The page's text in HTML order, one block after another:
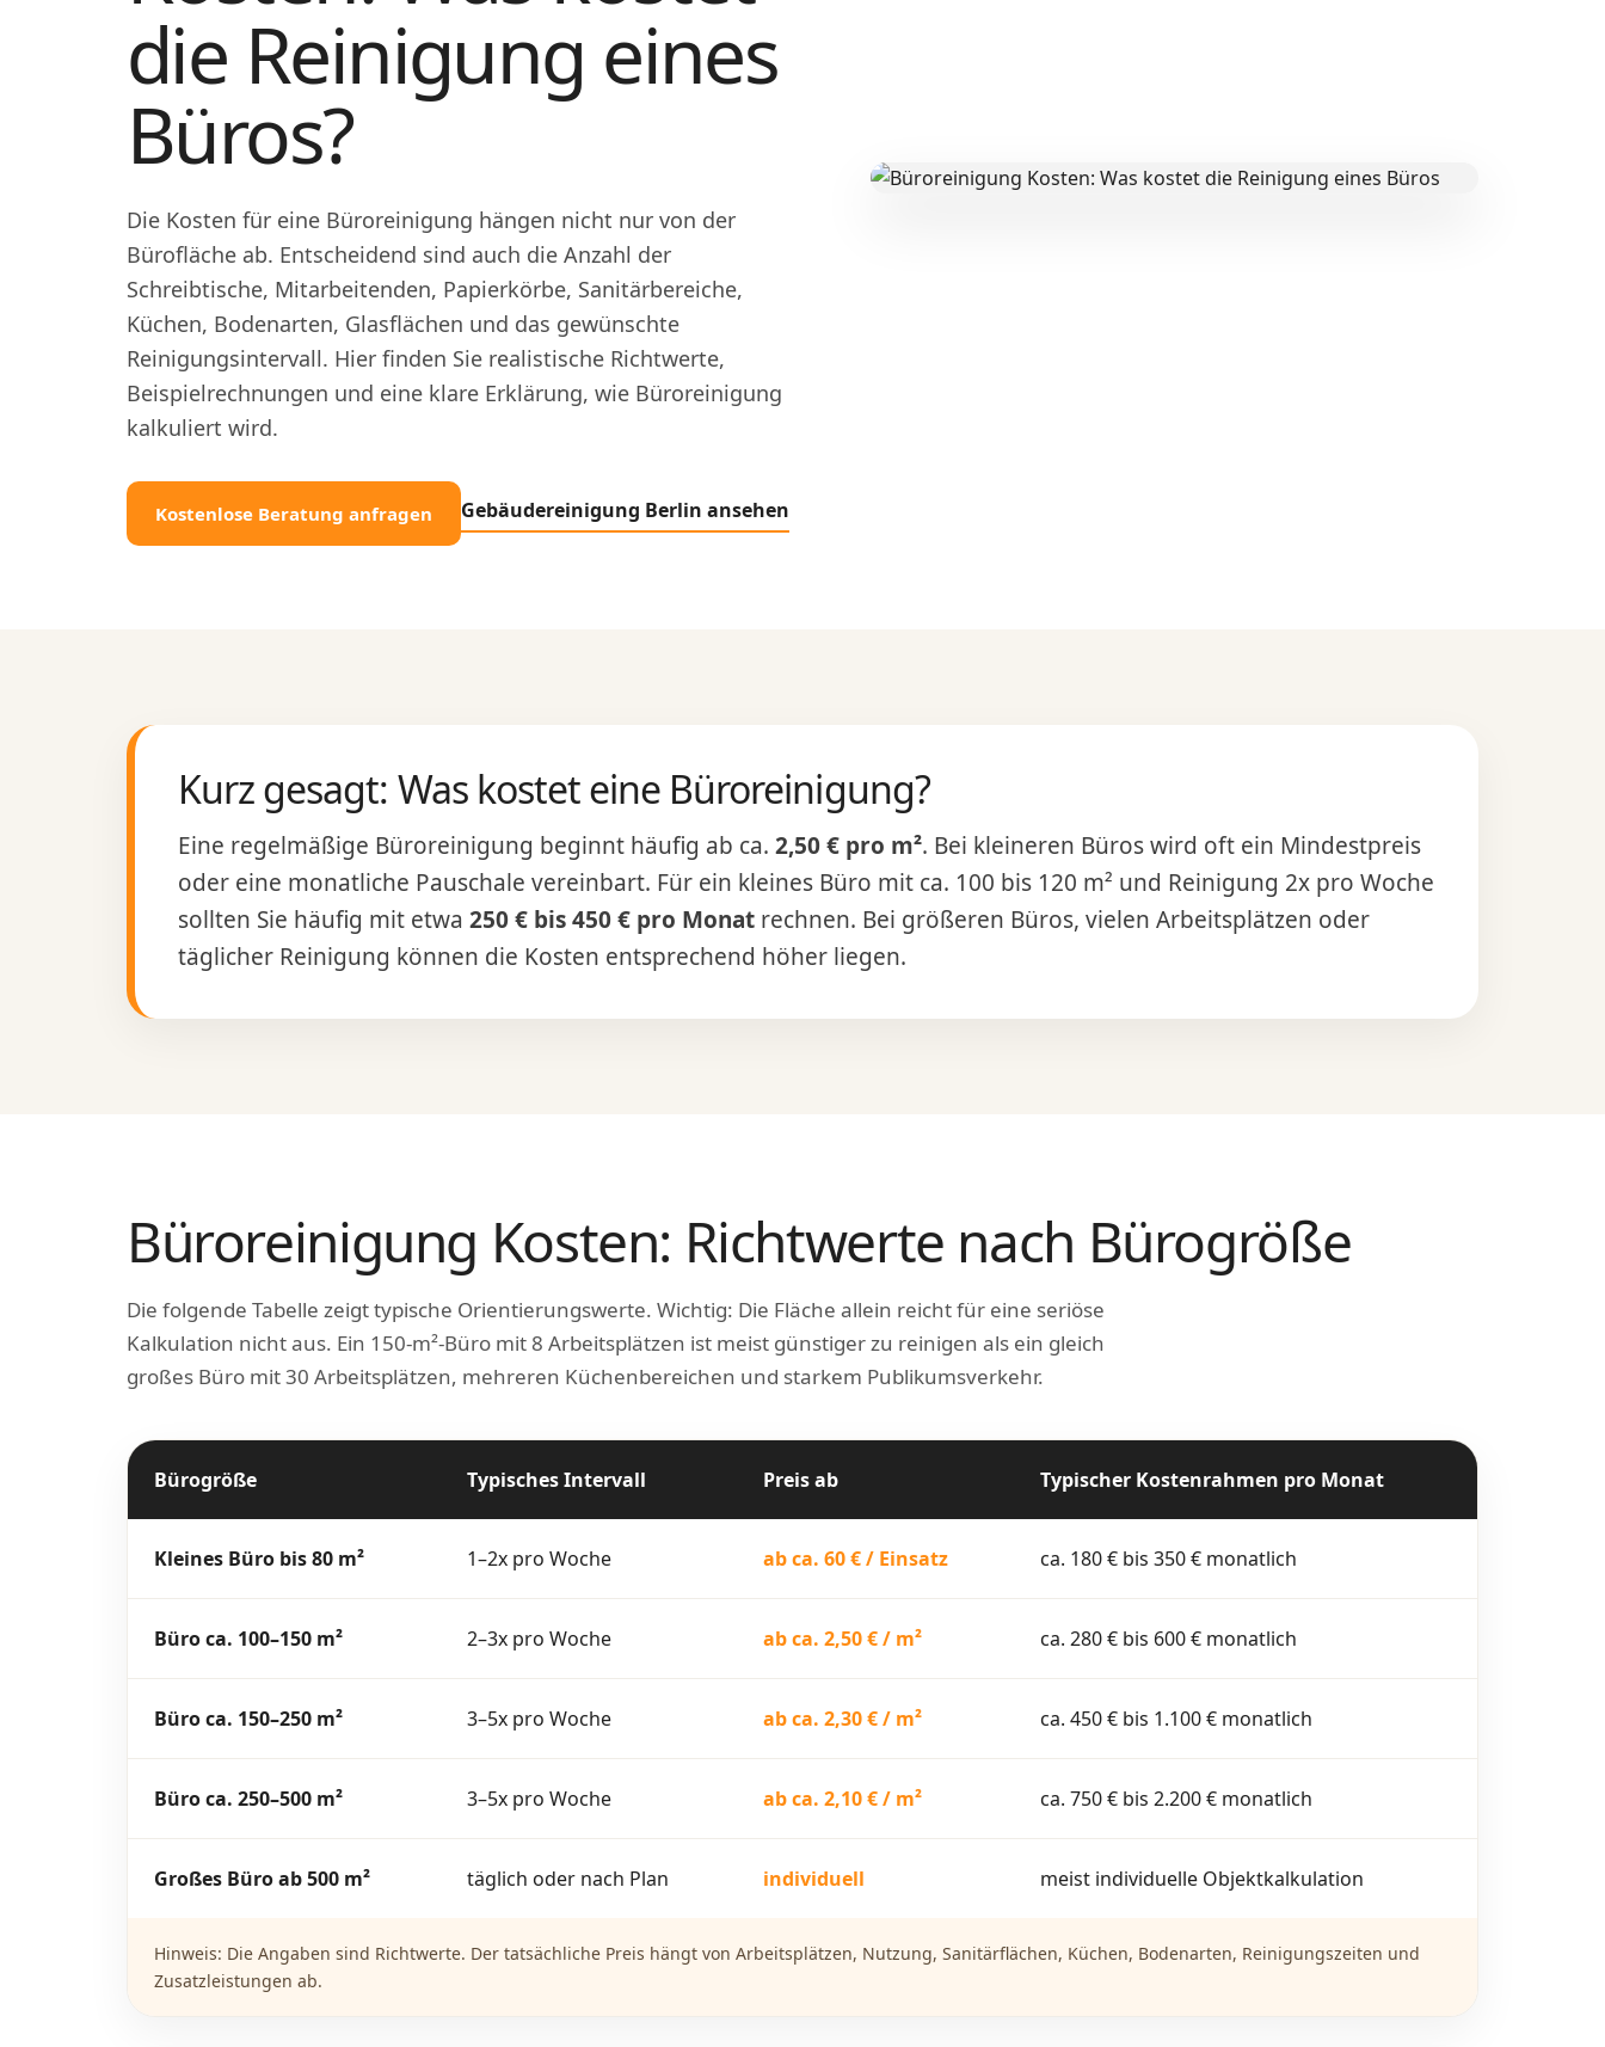
die Reinigung eines
Büros?
Die Kosten für eine Büroreinigung hängen nicht nur von der
Bürofläche ab. Entscheidend sind auch die Anzahl der
Schreibtische, Mitarbeitenden, Papierkörbe, Sanitärbereiche,
Küchen, Bodenarten, Glasflächen und das gewünschte
Reinigungsintervall. Hier finden Sie realistische Richtwerte,
Beispielrechnungen und eine klare Erklärung, wie Büroreinigung
kalkuliert wird.
Kostenlose Beratung anfragen Gebäudereinigung Berlin ansehen
Kurz gesagt: Was kostet eine Büroreinigung?
Eine regelmäßige Büroreinigung beginnt häufig ab ca. 2,50 € pro m². Bei kleineren Büros wird oft ein Mindestpreis
oder eine monatliche Pauschale vereinbart. Für ein kleines Büro mit ca. 100 bis 120 m² und Reinigung 2x pro Woche
sollten Sie häufig mit etwa 250 € bis 450 € pro Monat rechnen. Bei größeren Büros, vielen Arbeitsplätzen oder
täglicher Reinigung können die Kosten entsprechend höher liegen.
Büroreinigung Kosten: Richtwerte nach Bürogröße
Die folgende Tabelle zeigt typische Orientierungswerte. Wichtig: Die Fläche allein reicht für eine seriöse
Kalkulation nicht aus. Ein 150-m²-Büro mit 8 Arbeitsplätzen ist meist günstiger zu reinigen als ein gleich
großes Büro mit 30 Arbeitsplätzen, mehreren Küchenbereichen und starkem Publikumsverkehr.
Bürogröße Typisches Intervall Preis ab Typischer Kostenrahmen pro Monat
Kleines Büro bis 80 m² 1–2x pro Woche ab ca. 60 € / Einsatz ca. 180 € bis 350 € monatlich
Büro ca. 100–150 m² 2–3x pro Woche ab ca. 2,50 € / m² ca. 280 € bis 600 € monatlich
Büro ca. 150–250 m² 3–5x pro Woche ab ca. 2,30 € / m² ca. 450 € bis 1.100 € monatlich
Büro ca. 250–500 m² 3–5x pro Woche ab ca. 2,10 € / m² ca. 750 € bis 2.200 € monatlich
Großes Büro ab 500 m² täglich oder nach Plan individuell meist individuelle Objektkalkulation
Hinweis: Die Angaben sind Richtwerte. Der tatsächliche Preis hängt von Arbeitsplätzen, Nutzung, Sanitärflächen, Küchen, Bodenarten, Reinigungszeiten und
Zusatzleistungen ab.